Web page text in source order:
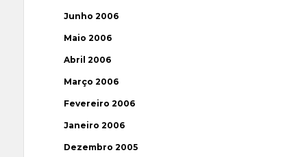
Junho 2006
Maio 2006
Abril 2006
Março 2006
Fevereiro 2006
Janeiro 2006
Dezembro 2005